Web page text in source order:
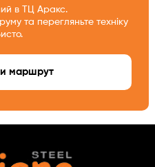
в ТЦ Аракс.
та перегляньте техніку
маршрут